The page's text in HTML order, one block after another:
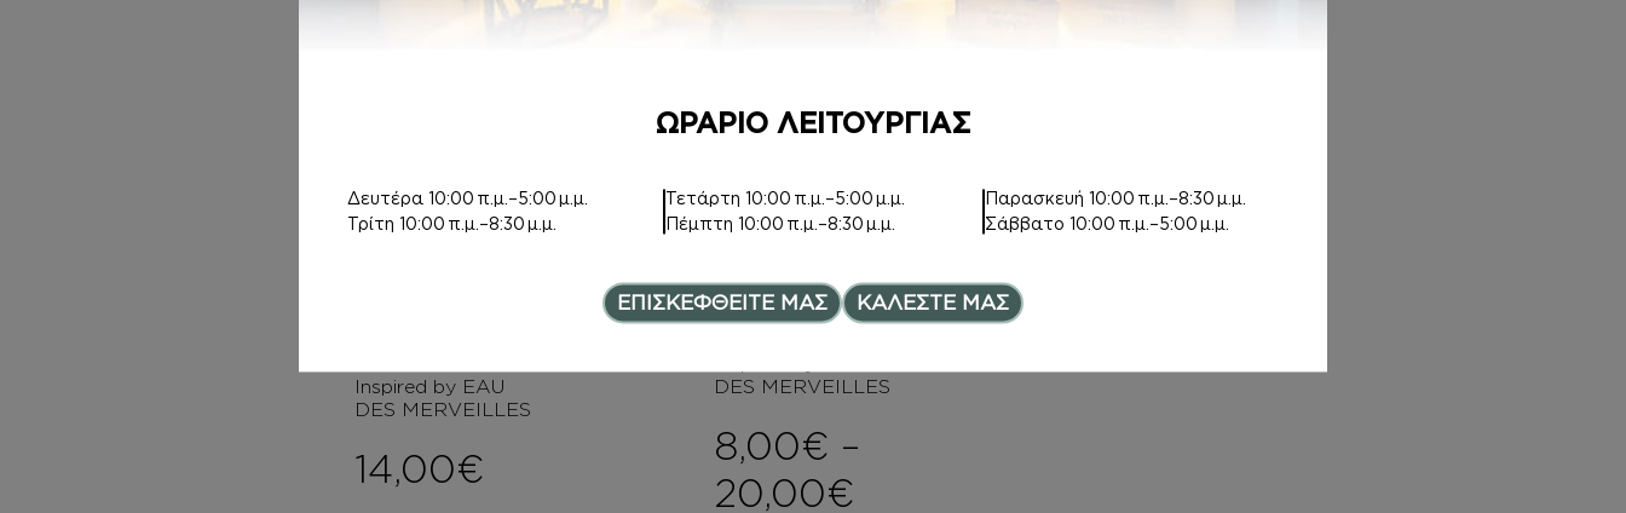
7,50
Inspired by EAU
DES MERVEILLES
14,00€
BODY BUTTER
Inspired by EAU
15,00€
ΑΡΩΜΑΤΑ
DES MERVEILLES
8,00€ –
20,00€Price range: 8,00€ through 20,00€
ΩΡΑΡΙΟ ΛΕΙΤΟΥΡΓΙΑΣ
Δευτέρα 10:00 π.μ.–5:00 μ.μ.
Τρίτη 10:00 π.μ.–8:30 μ.μ.
Τετάρτη10:00 π.μ.–5:00 μ.μ.
Πέμπτη10:00 π.μ.–8:30 μ.μ.
Παρασκευή 10:00 π.μ.–8:30 μ.μ.
Σάββατο 10:00 π.μ.–5:00 μ.μ.
ΕΠΙΣΚΕΦΘΕΙΤΕ ΜΑΣ ΚΑΛΕΣΤΕ ΜΑΣ